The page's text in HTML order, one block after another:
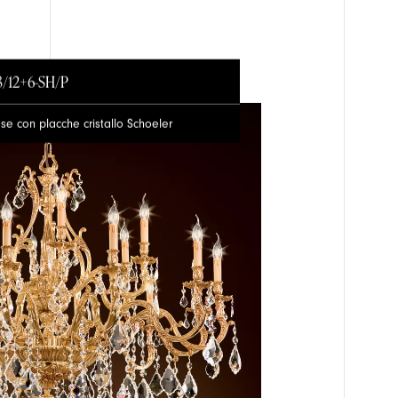
12+6-SH/P
con placche cristallo Schoeler